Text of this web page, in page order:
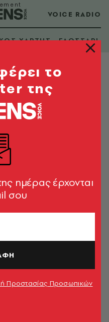
VOICE RADIO
ΧΑΡΤΗΣ ΓΛΩΣΣΑΡΙ
το
της
ημέρας έρχονται
σου
Προστασίας Προσωπικών